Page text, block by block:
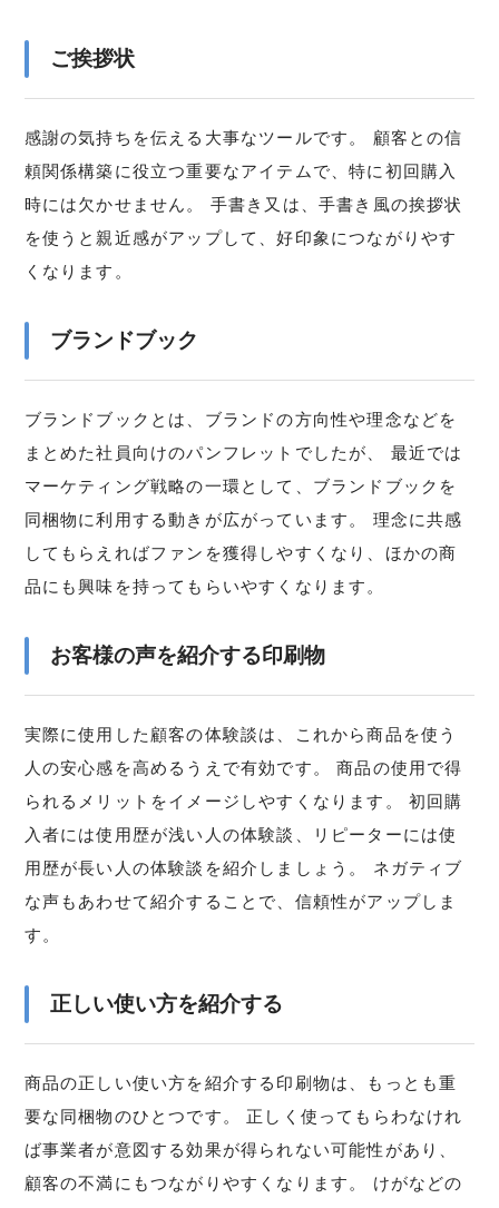
ご挨拶状
感謝の気持ちを伝える大事なツールです。 顧客との信
頼関係構築に役立つ重要なアイテムで、特に初回購入
時には欠かせません。 手書き又は、手書き風の挨拶状
を使うと親近感がアップして、好印象につながりやす
くなります。
ブランドブック
ブランドブックとは、ブランドの方向性や理念などを
まとめた社員向けのパンフレットでしたが、 最近では
マーケティング戦略の一環として、ブランドブックを
同梱物に利用する動きが広がっています。 理念に共感
してもらえればファンを獲得しやすくなり、ほかの商
品にも興味を持ってもらいやすくなります。
お客様の声を紹介する印刷物
実際に使用した顧客の体験談は、これから商品を使う
人の安心感を高めるうえで有効です。 商品の使用で得
られるメリットをイメージしやすくなります。 初回購
入者には使用歴が浅い人の体験談、リピーターには使
用歴が長い人の体験談を紹介しましょう。 ネガティブ
な声もあわせて紹介することで、信頼性がアップしま
す。
正しい使い方を紹介する
商品の正しい使い方を紹介する印刷物は、もっとも重
要な同梱物のひとつです。 正しく使ってもらわなけれ
ば事業者が意図する効果が得られない可能性があり、
顧客の不満にもつながりやすくなります。 けがなどの